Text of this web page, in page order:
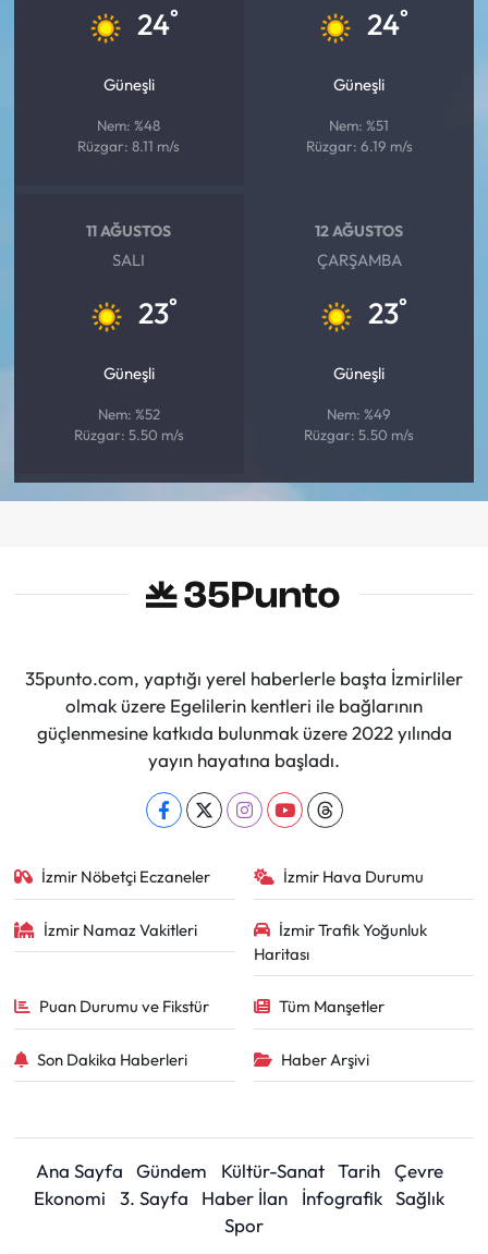
24°
Güneşli
Nem: %48
Rüzgar: 8.11 m/s
24°
Güneşli
Nem: %51
Rüzgar: 6.19 m/s
11 AĞUSTOS
SALI
23°
Güneşli
Nem: %52
Rüzgar: 5.50 m/s
12 AĞUSTOS
ÇARŞAMBA
23°
Güneşli
Nem: %49
Rüzgar: 5.50 m/s
35punto.com, yaptığı yerel haberlerle başta İzmirliler
olmak üzere Egelilerin kentleri ile bağlarının
güçlenmesine katkıda bulunmak üzere 2022 yılında
yayın hayatına başladı.
İzmir Nöbetçi Eczaneler İzmir Hava Durumu
İzmir Namaz Vakitleri
İzmir Trafik Yoğunluk
Haritası
Puan Durumu ve Fikstür Tüm Manşetler
Son Dakika Haberleri Haber Arşivi
Ana Sayfa Gündem Kültür-Sanat Tarih
Çevre
Ekonomi
3. Sayfa Haber İlan İnfografik Sağlık
Spor